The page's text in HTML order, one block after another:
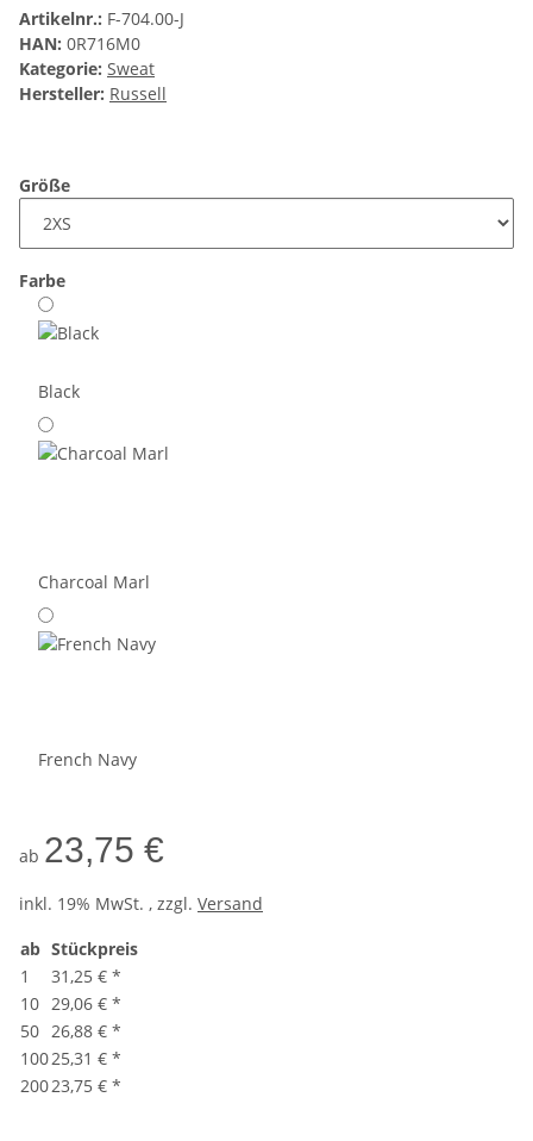
Artikelnr.: F-704.00-J
HAN: 0R716M0
Kategorie: Sweat
Hersteller: Russell
Größe
Farbe
Black
Charcoal Marl
French Navy
ab 23,75 €
inkl. 19% MwSt. , zzgl. Versand
ab Stückpreis
1
31,25 € *
10 29,06 € *
50 26,88 € *
10025,31 € *
20023,75 € *